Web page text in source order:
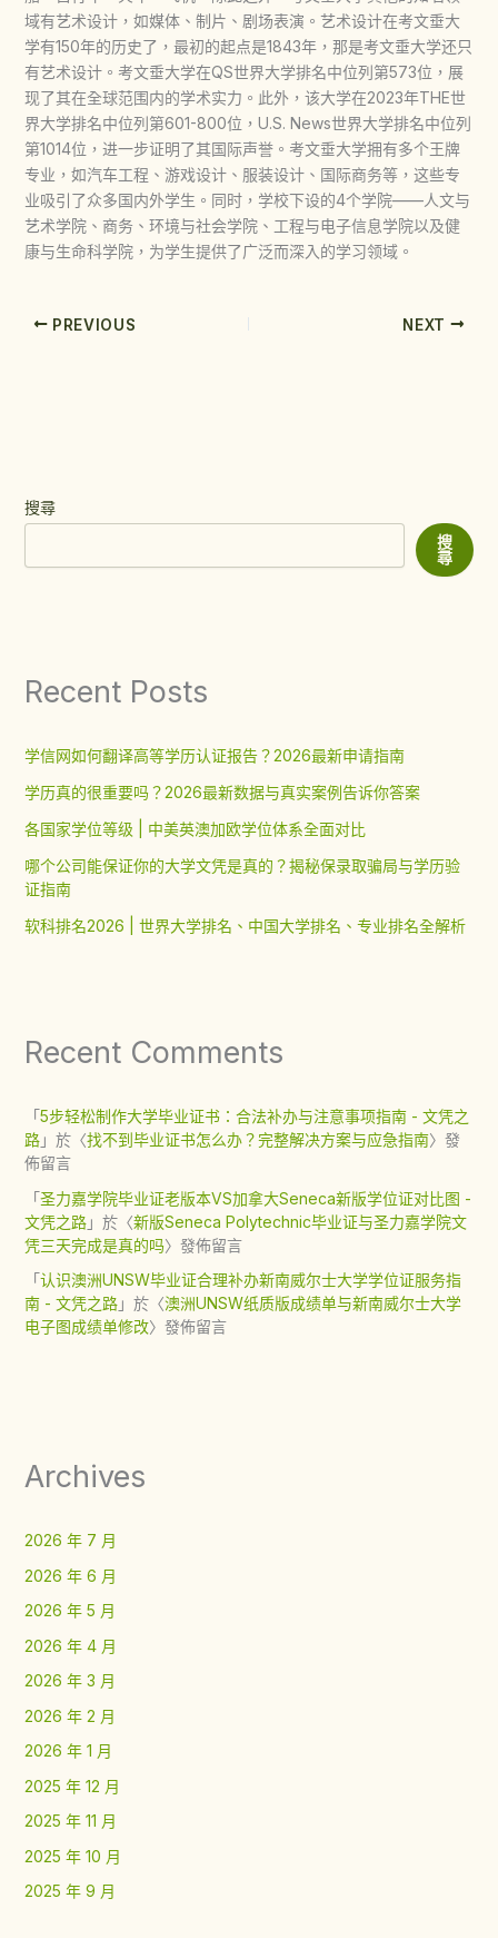
域有艺术设计，如媒体、制片、剧场表演。艺术设计在考文垂大
学有150年的历史了，最初的起点是1843年，那是考文垂大学还只
有艺术设计。考文垂大学在QS世界大学排名中位列第573位，展
现了其在全球范围内的学术实力。此外，该大学在2023年THE世
界大学排名中位列第601-800位，U.S. News世界大学排名中位列
第1014位，进一步证明了其国际声誉。考文垂大学拥有多个王牌
专业，如汽车工程、游戏设计、服装设计、国际商务等，这些专
业吸引了众多国内外学生。同时，学校下设的4个学院——人文与
艺术学院、商务、环境与社会学院、工程与电子信息学院以及健
康与生命科学院，为学生提供了广泛而深入的学习领域。
PREVIOUS NEXT
搜尋
搜
尋
Recent Posts
学信网如何翻译高等学历认证报告？2026最新申请指南
学历真的很重要吗？2026最新数据与真实案例告诉你答案
各国家学位等级 | 中美英澳加欧学位体系全面对比
哪个公司能保证你的大学文凭是真的？揭秘保录取骗局与学历验
证指南
软科排名2026 | 世界大学排名、中国大学排名、专业排名全解析
Recent Comments
「5步轻松制作大学毕业证书：合法补办与注意事项指南 - 文凭之
路」於〈找不到毕业证书怎么办？完整解决方案与应急指南〉發
佈留言
「圣力嘉学院毕业证老版本VS加拿大Seneca新版学位证对比图 -
文凭之路」於〈新版Seneca Polytechnic毕业证与圣力嘉学院文
凭三天完成是真的吗〉發佈留言
「认识澳洲UNSW毕业证合理补办新南威尔士大学学位证服务指
南 - 文凭之路」於〈澳洲UNSW纸质版成绩单与新南威尔士大学
电子图成绩单修改〉發佈留言
Archives
2026 年 7 月
2026 年 6 月
2026 年 5 月
2026 年 4 月
2026 年 3 月
2026 年 2 月
2026 年 1 月
2025 年 12 月
2025 年 11 月
2025 年 10 月
2025 年 9 月